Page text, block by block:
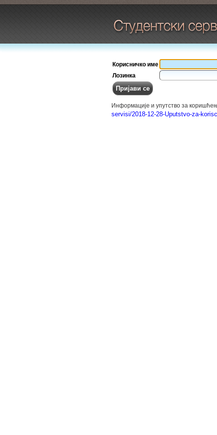
Корисничко име
Лозинка
Информације и упутство за
servisi/2018-12-28-Uputstvo-za-